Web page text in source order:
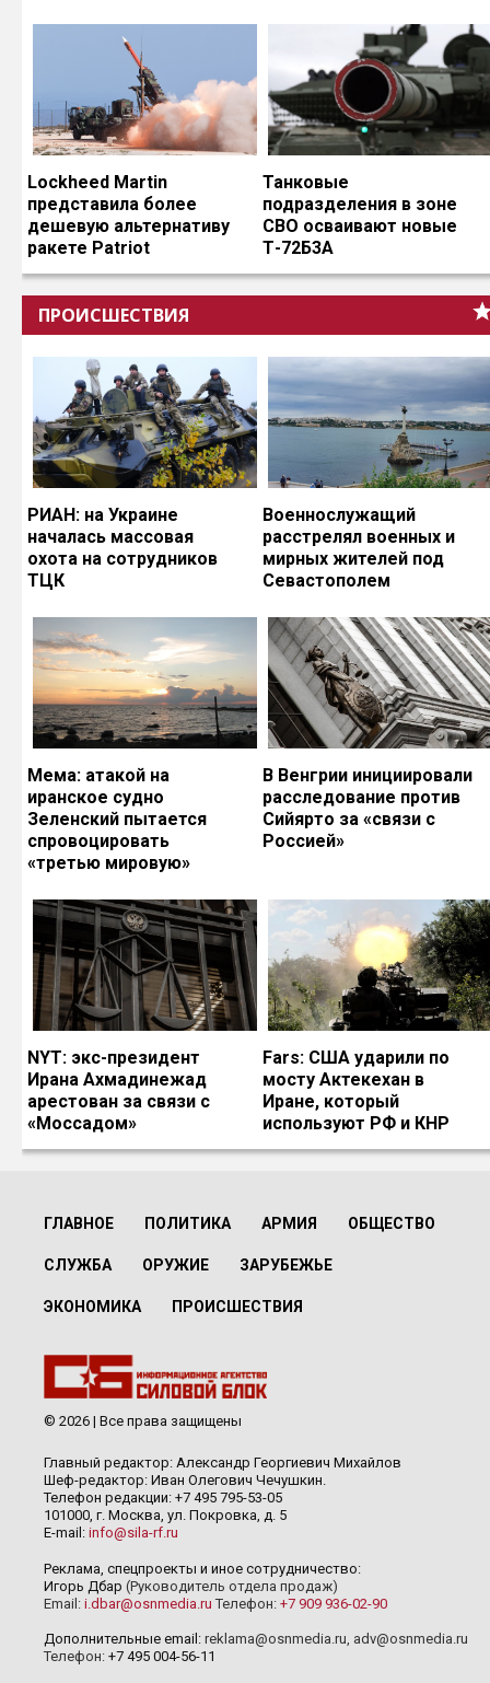
Lockheed Martin
представила более
дешевую альтернативу
ракете Patriot
Танковые
подразделения в зоне
СВО осваивают новые
Т-72Б3А
ПРОИСШЕСТВИЯ
РИАН: на Украине
началась массовая
охота на сотрудников
ТЦК
Военнослужащий
расстрелял военных и
мирных жителей под
Севастополем
Мема: атакой на
иранское судно
Зеленский пытается
спровоцировать
«третью мировую»
В Венгрии инициировали
расследование против
Сийярто за «связи с
Россией»
NYT: экс-президент
Ирана Ахмадинежад
арестован за связи с
«Моссадом»
Fars: США ударили по
мосту Актекехан в
Иране, который
используют РФ и КНР
ГЛАВНОЕ ПОЛИТИКА АРМИЯ ОБЩЕСТВО
СЛУЖБА ОРУЖИЕ ЗАРУБЕЖЬЕ
ЭКОНОМИКА ПРОИСШЕСТВИЯ
© 2026 | Все права защищены
Главный редактор: Александр Георгиевич Михайлов
Шеф-редактор: Иван Олегович Чечушкин.
Телефон редакции: +7 495 795-53-05
101000, г. Москва, ул. Покровка, д. 5
E-mail: info@sila-rf.ru
Реклама, спецпроекты и иное сотрудничество:
Игорь Дбар (Руководитель отдела продаж)
Email: i.dbar@osnmedia.ru Телефон: +7 909 936-02-90
Дополнительные email: reklama@osnmedia.ru, adv@osnmedia.ru
Телефон: +7 495 004-56-11